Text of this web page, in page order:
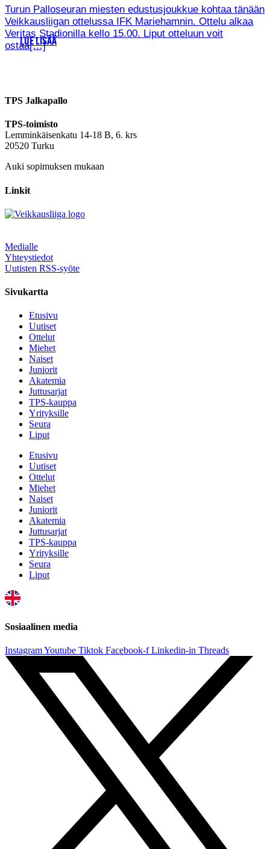
Turun Palloseuran miesten edustusjoukkue kohtaa tänään
Veikkausliigan ottelussa IFK Mariehamnin. Ottelu alkaa
Veritas Stadionilla kello 15.00. Liput otteluun voit
ostaa[…]
LUE LISÄÄ
TPS Jalkapallo
TPS-toimisto
Lemminkäisenkatu 14-18 B, 6. krs
20520 Turku
Auki sopimuksen mukaan
Linkit
Medialle
Yhteystiedot
Uutisten RSS-syöte
Sivukartta
Etusivu
Uutiset
Ottelut
Miehet
Naiset
Juniorit
Akatemia
Juttusarjat
TPS-kauppa
Yrityksille
Seura
Liput
Etusivu
Uutiset
Ottelut
Miehet
Naiset
Juniorit
Akatemia
Juttusarjat
TPS-kauppa
Yrityksille
Seura
Liput
Sosiaalinen media
InstagramYoutube Tiktok Facebook-f Linkedin-in Threads